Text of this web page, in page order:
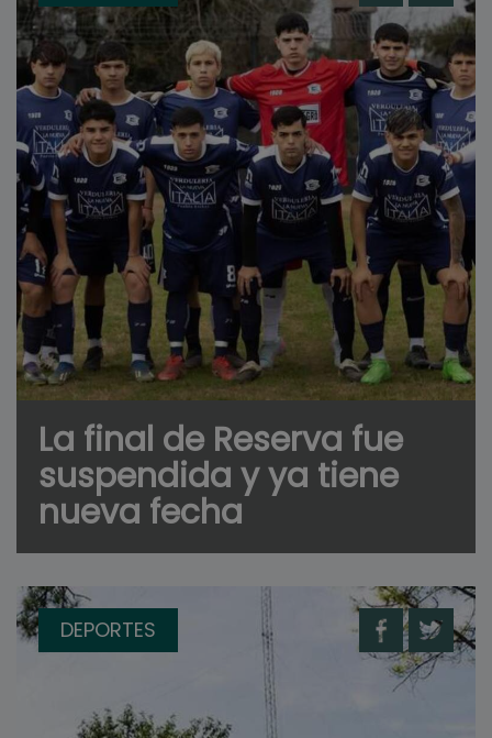
La final de Reserva fue
suspendida y ya tiene
nueva fecha
DEPORTES